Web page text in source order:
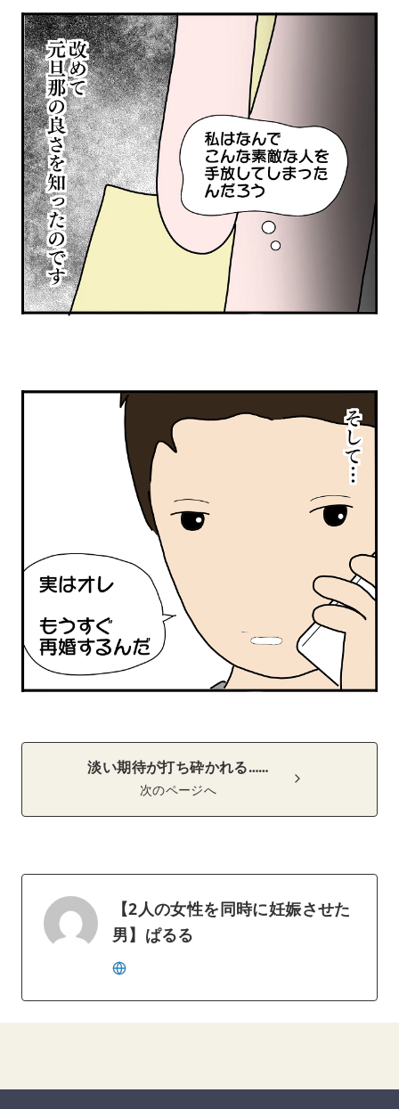
淡い期待が打ち砕かれる……
次のページへ
【2人の女性を同時に妊娠させた
男】ぱるる